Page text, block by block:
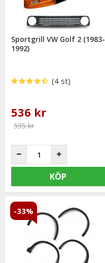
Sportgrill VW Golf 2 (1983-
1992)
(4 st)
536 kr
595 kr
KÖP
-33%